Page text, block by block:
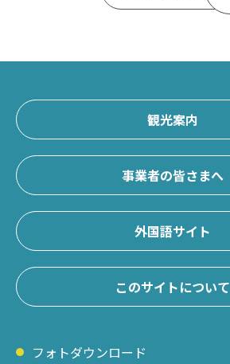
観光案内
事業者の皆さまへ
外国語サイト
このサイトについて
フォトダウンロード